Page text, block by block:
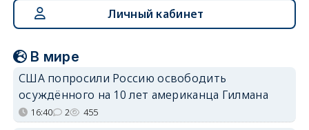
Личный кабинет
В мире
США попросили Россию освободить
осуждённого на 10 лет американца Гилмана
16:40 2 455